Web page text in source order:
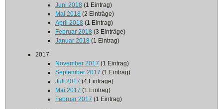
Juni 2018 (1 Eintrag)
Mai 2018 (2 Einträge)
April 2018 (1 Eintrag)
Februar 2018 (3 Einträge)
Januar 2018 (1 Eintrag)
2017
November 2017 (1 Eintrag)
September 2017 (1 Eintrag)
Juli 2017 (4 Einträge)
Mai 2017 (1 Eintrag)
Februar 2017 (1 Eintrag)